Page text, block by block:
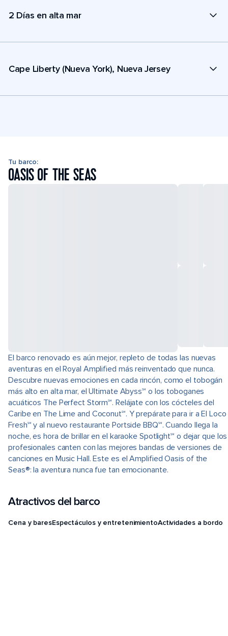
2 Días en alta mar
Cape Liberty (Nueva York), Nueva Jersey
Tu barco:
OASIS OF THE SEAS
El barco renovado es aún mejor, repleto de todas las nuevas
aventuras en el Royal Amplified más reinventado que nunca.
Descubre nuevas emociones en cada rincón, como el tobogán
más alto en alta mar, el Ultimate Abyss℠ o los toboganes
acuáticos The Perfect Storm℠. Relájate con los cócteles del
Caribe en The Lime and Coconut℠. Y prepárate para ir a El Loco
Fresh℠ y al nuevo restaurante Portside BBQ℠. Cuando llega la
noche, es hora de brillar en el karaoke Spotlight℠ o dejar que los
profesionales canten con las mejores bandas de versiones de
canciones en Music Hall. Este es el Amplified Oasis of the
Seas®: la aventura nunca fue tan emocionante.
Atractivos del barco
Cena y baresEspectáculos y entretenimientoActividades a bordo